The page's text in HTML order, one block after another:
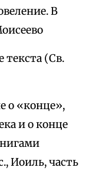
В
текста (Св.
о «конце»,
и о конце
Иоиль, часть